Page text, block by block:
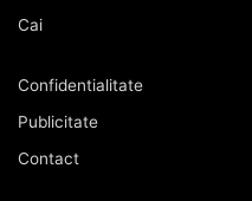
Cai
Confidentialitate
Publicitate
Contact